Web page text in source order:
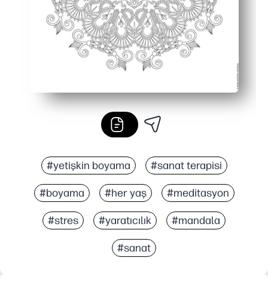
#yetişkin boyama #sanat terapisi
#boyama #her yaş #meditasyon
#stres #yaratıcılık #mandala
#sanat